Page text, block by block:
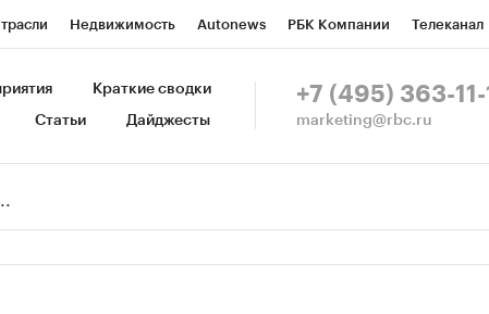
Недвижимость Autonews РБК Компании Телеканал
Спецпроекты СПб Конференции СПб Спецпроекты
Краткие сводки
Статьи Дайджесты
+7 (495) 363-11-
marketing@rbc.ru